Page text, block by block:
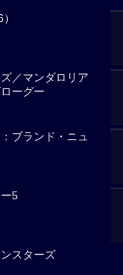
／マンダロリア
ーグー
ブランド・ニュ
5
スターズ